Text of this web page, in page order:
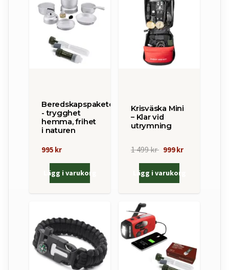
Beredskapspaketet
- trygghet
hemma, frihet
i naturen
995 kr
Lägg i varukorg
Krisväska Mini
– Klar vid
utrymning
1 499 kr 999 kr
Lägg i varukorg